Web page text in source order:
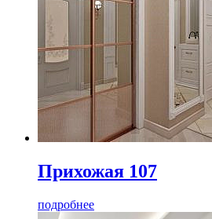
Прихожая 107
подробнее